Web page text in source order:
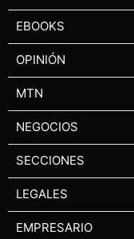
EBOOKS
OPINIÓN
MTN
NEGOCIOS
SECCIONES
LEGALES
EMPRESARIO